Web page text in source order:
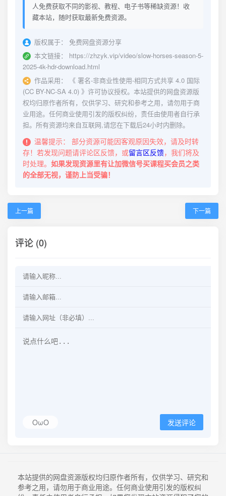
人免费获取不同的影视、教程、电子书等稀缺资源！收
藏本站，随时获取最新免费资源。
版权属于：
免费网盘资源分享
本文链接：
https://zhzyk.vip/video/slow-horses-season-5-
2025-4k-hdr-download.html
作品采用：
《 署名-非商业性使用-相同方式共享 4.0 国际
(CC BY-NC-SA 4.0) 》许可协议授权。本站提供的网盘资源版
权均归原作者所有，仅供学习、研究和参考之用，请勿用于商
业用途。任何商业使用引发的版权纠纷，责任由使用者自行承
担。所有资源均来自互联网,请您在下载后24小时内删除。
温馨提示：
部分资源可能因客观原因失效，请及时转
存！若发现问题请评论区反馈，或留言区反馈，我们将及
时处理。 如果发现资源里有让加微信号买课程买会员之类
的全部无视，谨防上当受骗！
上一篇 下一篇
评论 (0)
OωO 发送评论
本站提供的网盘资源版权均归原作者所有，仅供学习、研究和
参考之用，请勿用于商业用途。任何商业使用引发的版权纠